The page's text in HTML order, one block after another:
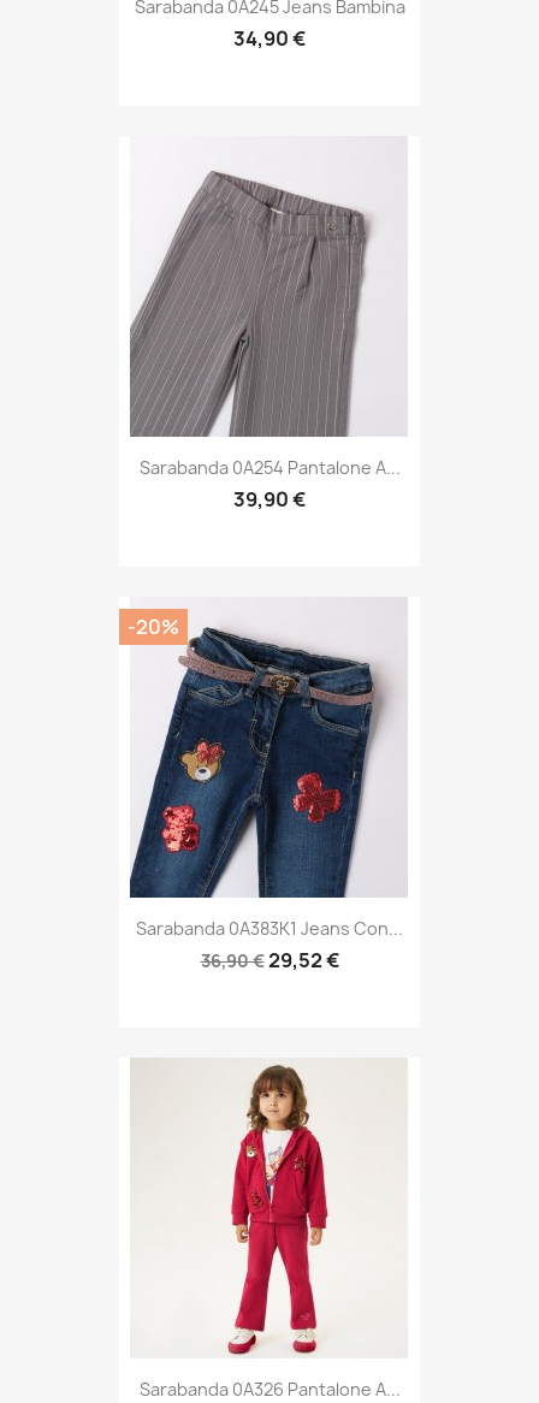
Sarabanda 0A245 Jeans Bambina
34,90 €
Sarabanda 0A254 Pantalone A...
39,90 €
Sarabanda 0A383K1 Jeans Con...
36,90 €29,52 €
-20%
Sarabanda 0A326 Pantalone A...